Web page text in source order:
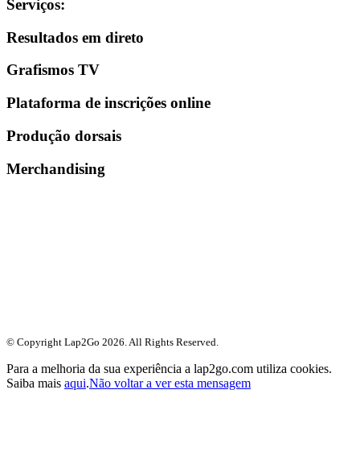
Serviços:
Resultados em direto
Grafismos TV
Plataforma de inscrições online
Produção dorsais
Merchandising
© Copyright Lap2Go 2026. All Rights Reserved.
Para a melhoria da sua experiência a lap2go.com utiliza cookies.
Saiba mais aqui.Não voltar a ver esta mensagem